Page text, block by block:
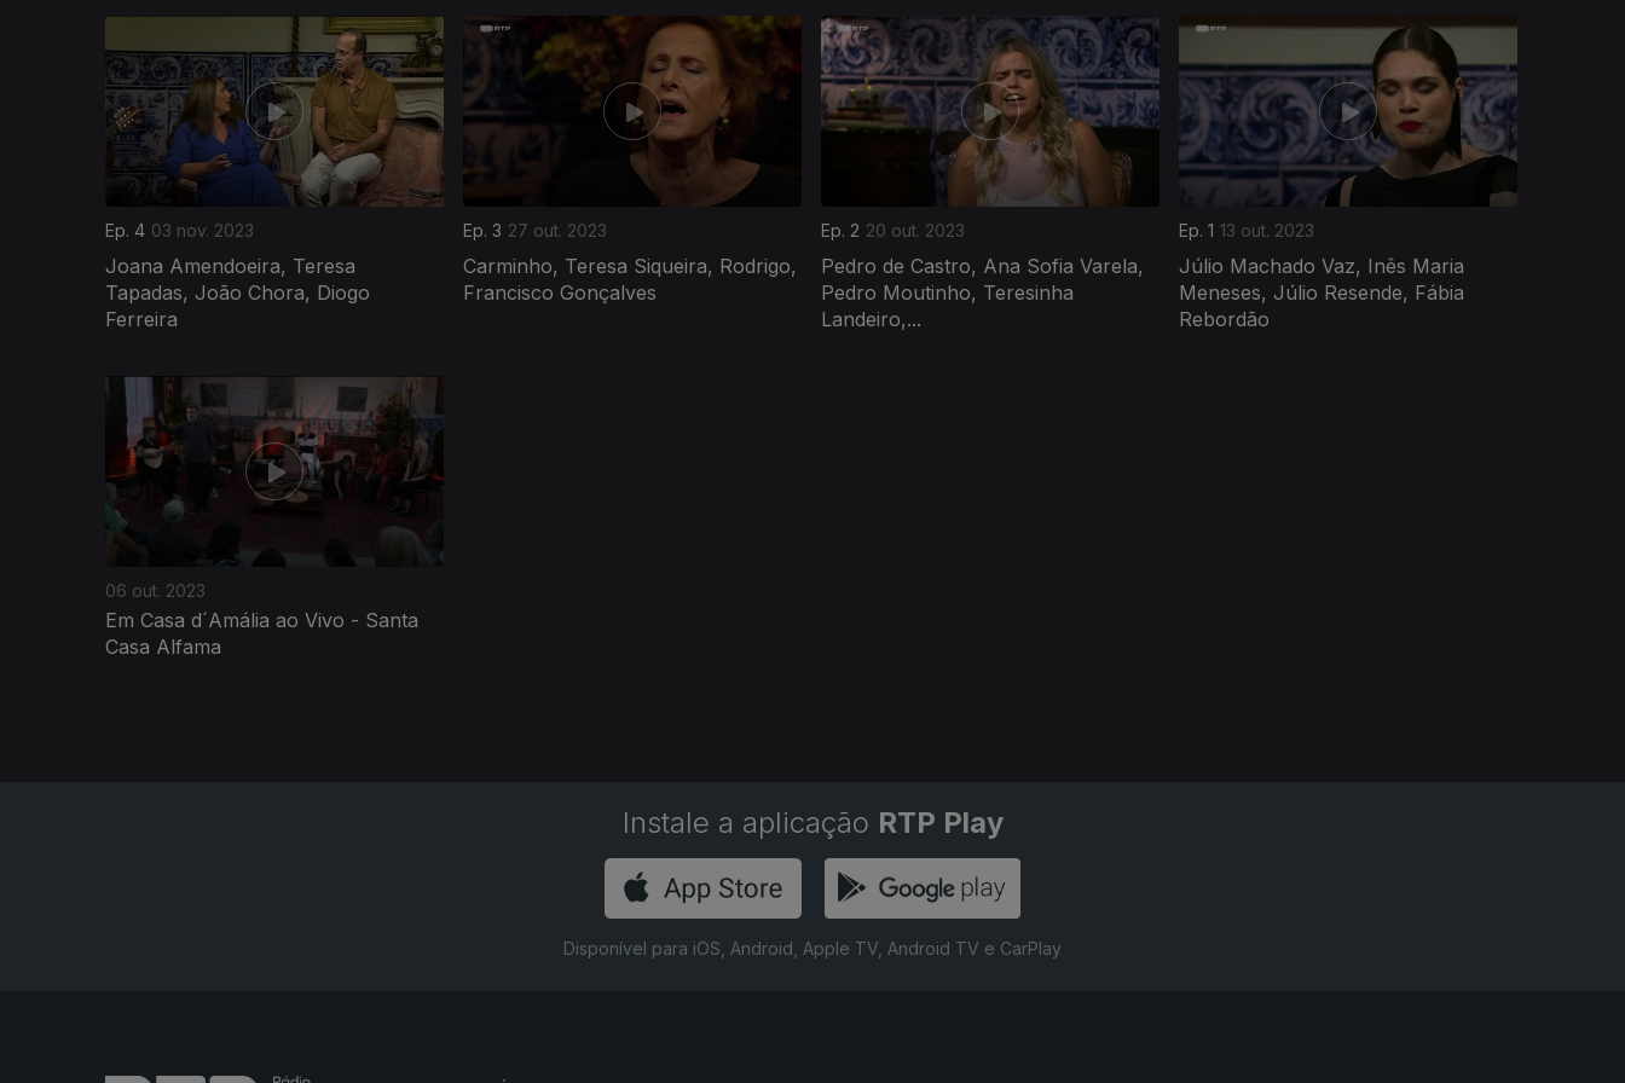
Ep. 4 03 nov. 2023
Joana Amendoeira, Teresa
Tapadas, João Chora, Diogo
Ferreira
Ep. 3 27 out. 2023
Carminho, Teresa Siqueira, Rodrigo,
Francisco Gonçalves
Ep. 2 20 out. 2023
Pedro de Castro, Ana Sofia Varela,
Pedro Moutinho, Teresinha
Landeiro,...
Ep. 1 13 out. 2023
Júlio Machado Vaz, Inês Maria
Meneses, Júlio Resende, Fábia
Rebordão
06 out. 2023
Em Casa d´Amália ao Vivo - Santa
Casa Alfama
720050
Instale a aplicação RTP Play
Disponível para iOS, Android, Apple TV, Android TV e CarPlay